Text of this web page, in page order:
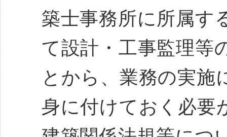
築士事務所に所属す
て設計・工事監理等
とから、業務の実施
身に付けておく必要